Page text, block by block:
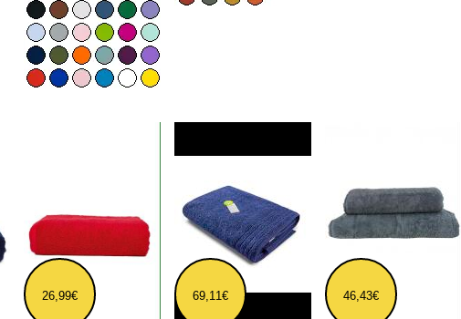
26,99€ 69,11€ 46,43€